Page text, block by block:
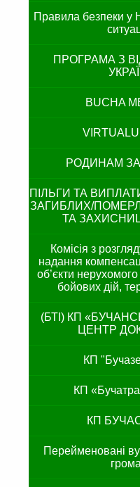
Правила безпеки
ПРОГРАМА З
BUCHA
РОДИНАМ
ПІЛЬГИ ТА
ЗАГИБЛИХ/
ТА
Комісія з
надання
об’єкти
бойових дій,
(БТІ) КП
ЦЕНТР
КП
КП
КП
Перейменовані